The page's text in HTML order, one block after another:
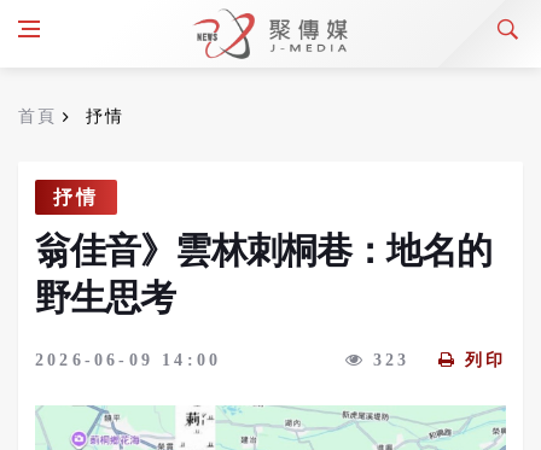
首頁 抒情
抒情
翁佳音》雲林刺桐巷：地名的
野生思考
2026-06-09 14:00 323 列印